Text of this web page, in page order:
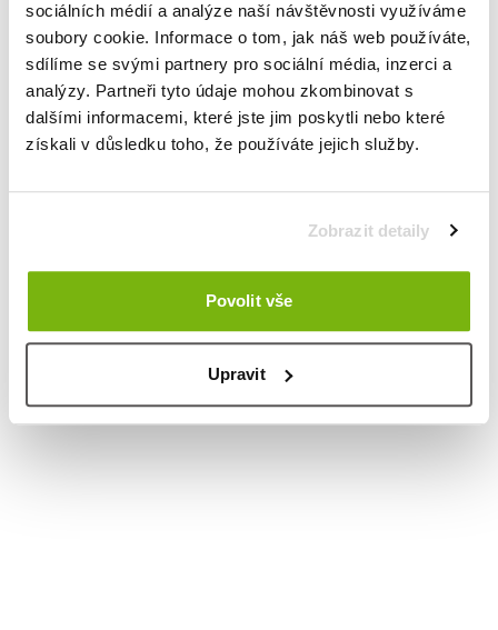
sociálních médií a analýze naší návštěvnosti využíváme
soubory cookie. Informace o tom, jak náš web používáte,
sdílíme se svými partnery pro sociální média, inzerci a
analýzy. Partneři tyto údaje mohou zkombinovat s
dalšími informacemi, které jste jim poskytli nebo které
získali v důsledku toho, že používáte jejich služby.
Zobrazit detaily
Povolit vše
Upravit